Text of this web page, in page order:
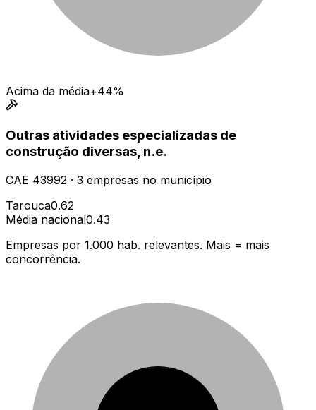
Acima da média+44%
Outras atividades especializadas de
construção diversas, n.e.
CAE 43992 · 3 empresas no município
Tarouca0.62
Média nacional0.43
Empresas por 1.000 hab. relevantes. Mais = mais
concorrência.